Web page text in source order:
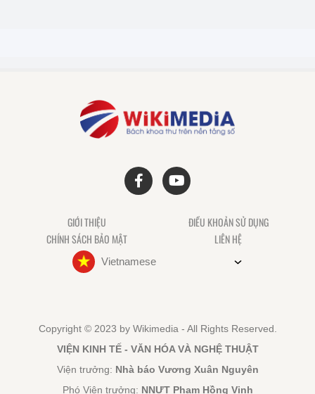
GIỚI THIỆU
ĐIỀU KHOẢN SỬ DỤNG
CHÍNH SÁCH BẢO MẬT
LIÊN HỆ
Vietnamese
Copyright © 2023 by Wikimedia - All Rights Reserved.
VIỆN KINH TẾ - VĂN HÓA VÀ NGHỆ THUẬT
Viện trưởng: Nhà báo Vương Xuân Nguyên
Phó Viện trưởng: NNƯT Phạm Hồng Vinh